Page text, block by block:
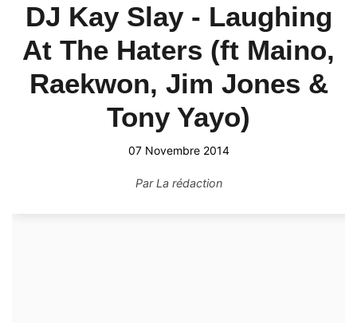
DJ Kay Slay - Laughing
At The Haters (ft Maino,
Raekwon, Jim Jones &
Tony Yayo)
07 Novembre 2014
ParLa rédaction